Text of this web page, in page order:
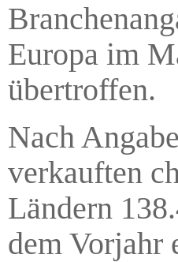
Europa im
übertroffen.
Nach
verkauften
Ländern
dem Vorjahr